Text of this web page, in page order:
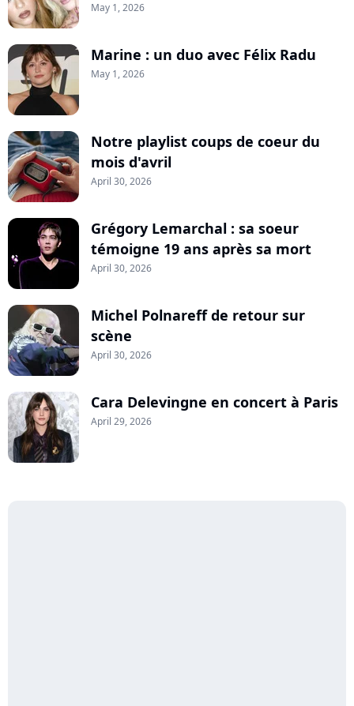
May 1, 2026
Marine : un duo avec Félix Radu
May 1, 2026
Notre playlist coups de coeur du
mois d'avril
April 30, 2026
Grégory Lemarchal : sa soeur
témoigne 19 ans après sa mort
April 30, 2026
Michel Polnareff de retour sur
scène
April 30, 2026
Cara Delevingne en concert à Paris
April 29, 2026